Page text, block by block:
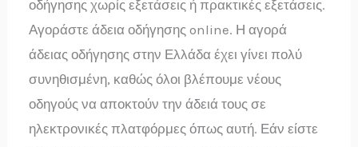
οδήγησης χωρίς εξετάσεις ή πρακτικές εξετάσεις.
Αγοράστε άδεια οδήγησης online. Η αγορά
άδειας οδήγησης στην Ελλάδα έχει γίνει πολύ
συνηθισμένη, καθώς όλοι βλέπουμε νέους
οδηγούς να αποκτούν την άδειά τους σε
ηλεκτρονικές πλατφόρμες όπως αυτή. Εάν είστε